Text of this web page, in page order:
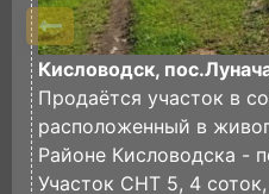
Кисловодск,
Продаётся участок в
расположенный в
Районе Кисловодска -
Участок СНТ 5, 4